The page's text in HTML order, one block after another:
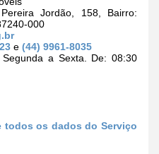
Jordão, 158, Bairro:
000
e (44) 9961-8035
Segunda a Sexta. De: 08:30
todos os dados do Serviço